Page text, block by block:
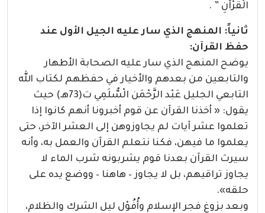
الْقُرْآنِ ” .
ثانياً: المنهج الذي سار عليه الجيل الأول عند
حفظ القرآن:
يوضح المنهج الذي سار عليه الصحابة الأطهار
والتابعين من بعدهم والأخيار في حفظهم لكتاب الله
التابعي الجليل عَبْد الرَّحْمَن الْسُّلَمِي ت(73هـ) حيث
يقول: « أخذنا القرآن عن قوم أخبرونا أنهم كانوا إذا
تعلموا عشر آيات لم يجاوزوهن إلى العشر الآخر، حتى
يعلموا ما فيهن، فكنا نتعلم القرآن والعمل به، وأنه
سيرث القرآن بعدنا قوم يشربونه شرب الماء لا
يجاوز تراقيهم، بل لا يجاوز – هاهنا – ووضع يده على
حلقه».
وبعد بزوغ فجر الإسلام وأُفُوْل ليل الشرك والظلام،